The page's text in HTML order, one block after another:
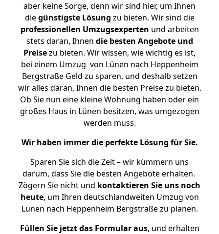
aber keine Sorge, denn wir sind hier, um Ihnen
diegünstigste Lösung zu bieten. Wir sind die
professionellen Umzugsexperten und arbeiten
stets daran, Ihnen die besten Angebote und
Preisezu bieten. Wir wissen, wie wichtig es ist,
bei einem Umzug von Lünen nach Heppenheim
Bergstraße Geld zu sparen, und deshalb setzen
wir alles daran, Ihnen die besten Preise zu bieten.
Ob Sie nun eine kleine Wohnung haben oder ein
großes Haus in Lünen besitzen, was umgezogen
werden muss.
Wir haben immer die perfekte Lösung für Sie.
Sparen Sie sich die Zeit – wir kümmern uns
darum, dass Sie die besten Angebote erhalten.
Zögern Sie nicht und kontaktieren Sie uns noch
heute, um Ihren deutschlandweiten Umzug von
Lünen nach Heppenheim Bergstraße zu planen.
Füllen Sie jetzt das Formular aus, und erhalten